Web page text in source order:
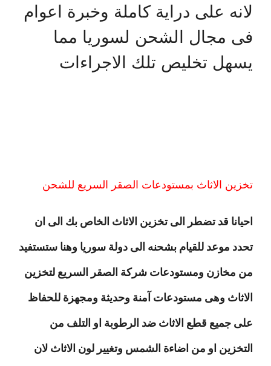
لانه على دراية كاملة وخبرة اعوام
فى مجال الشحن لسوريا مما
يسهل تخليص تلك الاجراءات
تخزين الاثاث بمستودعات الصقر السريع للشحن
احيانا قد تضطر الى تخزين الاثاث الخاص بك الى ان
تحدد موعد للقيام بشحنه الى دولة سوريا وهنا ستستفيد
من مخازن ومستودعات شركة الصقر السريع لتخزين
الاثاث وهى مستودعات آمنة وحديثة ومجهزة للحفاظ
على جميع قطع الاثاث ضد الرطوبة او التلف من
التخزين او من اضاءة الشمس وتغيير لون الاثاث لان